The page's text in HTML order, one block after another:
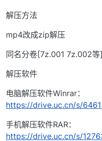
解压方法
mp4改成zip解压
同名分卷[7z.001 7z.002
解压软件
电脑解压软件Winrar：
https://drive.uc.cn/s/
手机解压软件RAR：
https://drive.uc.cn/s/